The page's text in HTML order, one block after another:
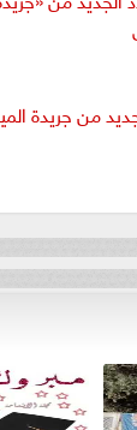
من جريدة